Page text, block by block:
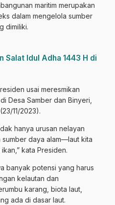
maritim merupakan
dalam mengelola sumber
dimiliki.
Salat Idul Adha 1443 H di
usai meresmikan
Desa Samber dan Binyeri,
11/2023).
hanya urusan nelayan
sumber daya alam—laut kita
kata Presiden.
banyak potensi yang harus
kelautan dan
karang, biota laut,
ada di dasar laut.